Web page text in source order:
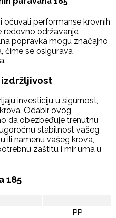
očuvali performanse krovnih
redovno održavanje.
popravka mogu značajno
čime se osigurava
izdržljivost
investiciju u sigurnost,
Odabir ovog
da obezbeđuje trenutnu
stabilnost vašeg
ili namenu vašeg krova,
zaštitu i mir uma u
185
PP